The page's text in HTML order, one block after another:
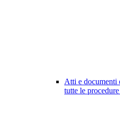
Atti e documenti
tutte le procedure